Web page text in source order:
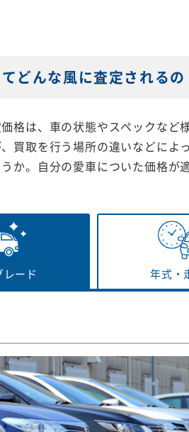
どんな風に査定されるの
格は、車の状態やスペックな
買取を行う場所の違いなどに
か。自分の愛車についた価格
レード 年式・